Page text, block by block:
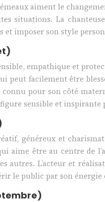
aiment le
situations. La
et imposer son style
empathique et
peut facilement être
pour son côté
sensible et inspirante
généreux et
aime être au centre de
autres. L’acteur et
le public par son énergie